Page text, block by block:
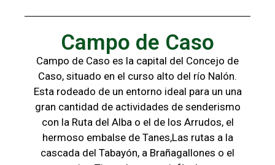
Campo de Caso
Campo de Caso es la capital del Concejo de
Caso, situado en el curso alto del río Nalón.
Esta rodeado de un entorno ideal para un una
gran cantidad de actividades de senderismo
con la Ruta del Alba o el de los Arrudos, el
hermoso embalse de Tanes,Las rutas a la
cascada del Tabayón, a Brañagallones o el